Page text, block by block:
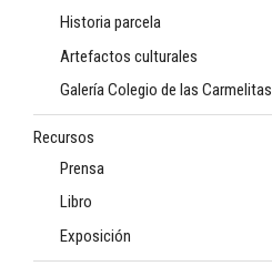
Historia parcela
Artefactos culturales
Galería Colegio de las Carmelitas
Recursos
Prensa
Libro
Exposición